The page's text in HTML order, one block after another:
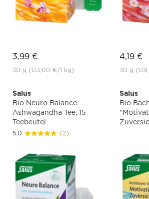
3,99 €
30 g (133,00 €/1 kg)
4,19 €
30 g
Salus
Bio Neuro Balance
Ashwagandha Tee, 15
Teebeutel
5.0 (2)
Salus
Bio